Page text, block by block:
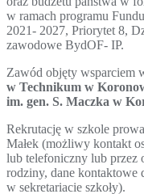
w ramach programu
2021- 2027, Priorytet 8,
zawodowe BydOF- IP.
Zawód objęty wsparciem
w Technikum w
im. gen. S. Maczka w
Rekrutację w szkole
Małek (możliwy kontakt
lub telefoniczny lub przez
rodziny, dane kontaktowe
w sekretariacie szkoły).